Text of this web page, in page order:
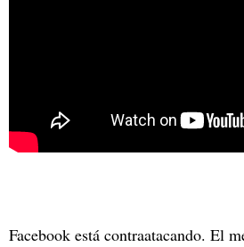
Facebook está contraatacando. El